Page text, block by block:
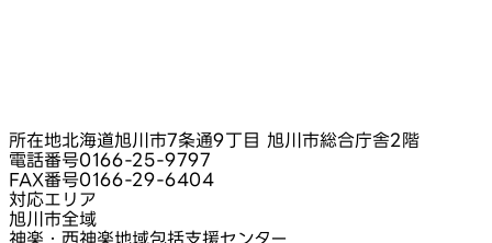
所在地北海道旭川市7条通9丁目 旭川市総合庁舎2階
電話番号0166-25-9797
FAX番号0166-29-6404
対応エリア
旭川市全域
神楽・西神楽地域包括支援センター